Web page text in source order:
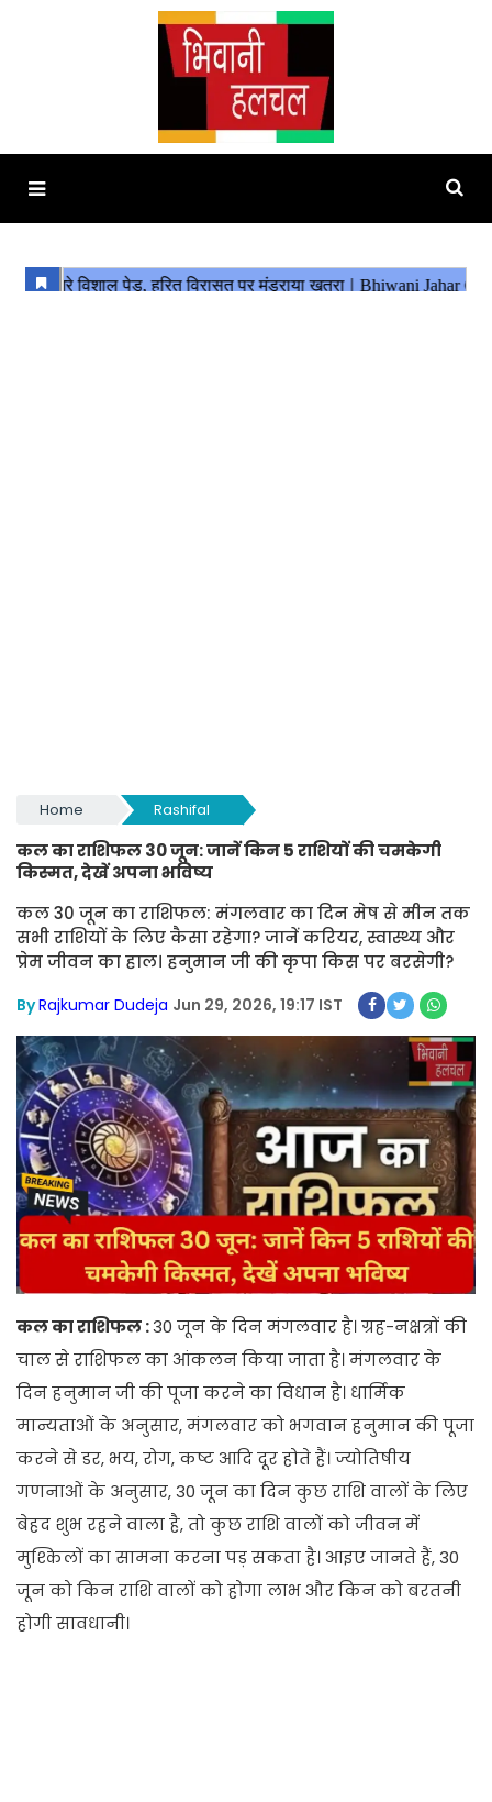
Home Rashifal
कल का राशिफल 30 जून: जानें किन 5 राशियों की चमकेगी
किस्मत, देखें अपना भविष्य
कल 30 जून का राशिफल: मंगलवार का दिन मेष से मीन तक
सभी राशियों के लिए कैसा रहेगा? जानें करियर, स्वास्थ्य और
प्रेम जीवन का हाल। हनुमान जी की कृपा किस पर बरसेगी?
ByRajkumar Dudeja Jun 29, 2026, 19:17 IST
कल का राशिफल :30 जून के दिन मंगलवार है। ग्रह-नक्षत्रों की
चाल से राशिफल का आंकलन किया जाता है। मंगलवार के
दिन हनुमान जी की पूजा करने का विधान है। धार्मिक
मान्यताओं के अनुसार, मंगलवार को भगवान हनुमान की पूजा
करने से डर, भय, रोग, कष्ट आदि दूर होते हैं। ज्योतिषीय
गणनाओं के अनुसार, 30 जून का दिन कुछ राशि वालों के लिए
बेहद शुभ रहने वाला है, तो कुछ राशि वालों को जीवन में
मुश्किलों का सामना करना पड़ सकता है। आइए जानते हैं, 30
जून को किन राशि वालों को होगा लाभ और किन को बरतनी
होगी सावधानी।